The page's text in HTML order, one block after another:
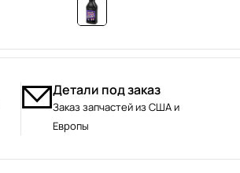
Детали под заказ
Заказ запчастей из США и
Европы